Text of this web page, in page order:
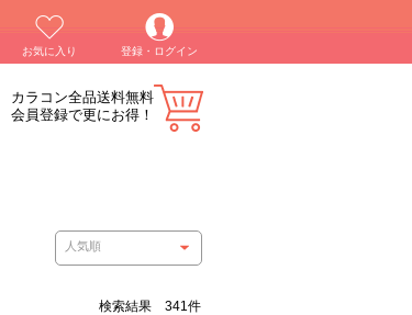
お気に入り 登録・ログイン
カラコン全品送料無料
会員登録で更にお得！
検索結果 341件